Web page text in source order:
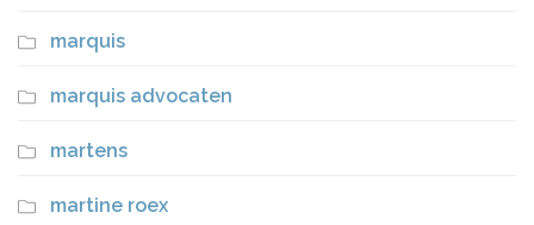
marquis
marquis advocaten
martens
martine roex